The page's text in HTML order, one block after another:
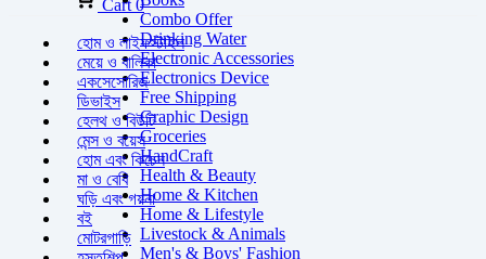
Combo Offer
Drinking Water
Electronic Accessories
Electronics Device
Free Shipping
Graphic Design
Groceries
HandCraft
Health & Beauty
Home & Kitchen
Home & Lifestyle
Livestock & Animals
Men's & Boys' Fashion
Cart 0
হোম ও লাইফস্টাইল
মেয়ে ও বালিকা
একসেসোরিজ
ডিভাইস
হেলথ ও বিউটি
মেন্স ও বয়েস
হোম এবং কিচেন
মা ও বেবি
ঘড়ি এবং গয়না
বই
মোটরগাড়ি